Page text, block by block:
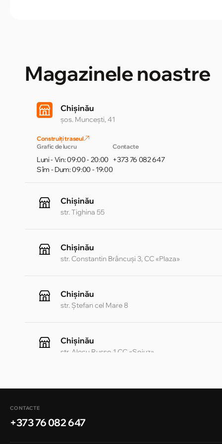
Magazinele noastre
Chișinău
șos. Muncești, 41
Construiți traseul
Grafic de lucru
Luni - Vin: 09:00 - 20:00
Sîm - Dum: 09:00 - 19:00
Contacte
+373 76 082 647
Chișinău
str. Tighina 55
Chișinău
str. Constantin Brâncuși 3, CC «Plaza»
Chișinău
str. Ștefan cel Mare 8
Chișinău
str. Alecu Russo 1 CC «Soiuz»
Chișinău
CONTACTE
+373 76 082 647